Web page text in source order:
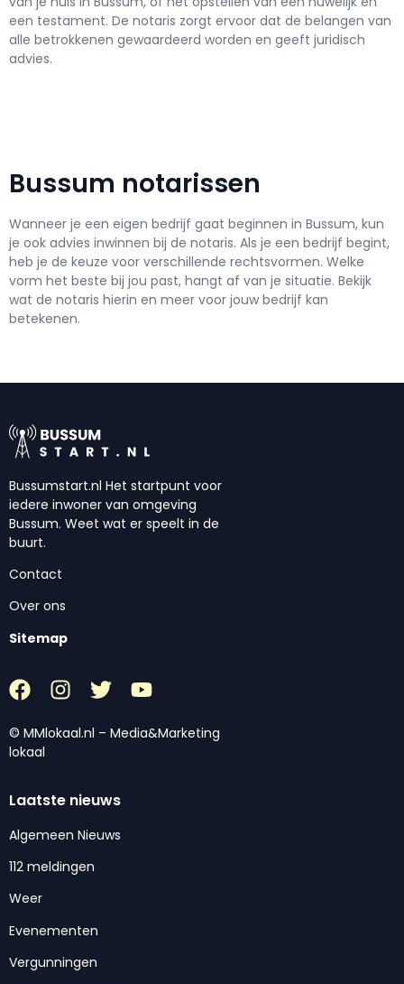
een testament. De notaris zorgt ervoor dat de belangen van
alle betrokkenen gewaardeerd worden en geeft juridisch
advies.
Bussum notarissen
Wanneer je een eigen bedrijf gaat beginnen in Bussum, kun
je ook advies inwinnen bij de notaris. Als je een bedrijf begint,
heb je de keuze voor verschillende rechtsvormen. Welke
vorm het beste bij jou past, hangt af van je situatie. Bekijk
wat de notaris hierin en meer voor jouw bedrijf kan
betekenen.
Bussumstart.nl Het startpunt voor
iedere inwoner van omgeving
Bussum. Weet wat er speelt in de
buurt.
Contact
Over ons
Sitemap
© MMlokaal.nl – Media&Marketing
lokaal
Laatste nieuws
Algemeen Nieuws
112 meldingen
Weer
Evenementen
Vergunningen